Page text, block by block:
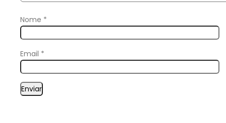
Nome *
Email *